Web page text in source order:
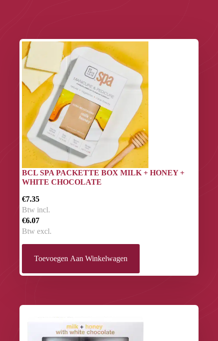
BCL SPA PACKETTE BOX MILK + HONEY +
WHITE CHOCOLATE
€7.35
Btw incl.
€6.07
Btw excl.
Toevoegen Aan Winkelwagen